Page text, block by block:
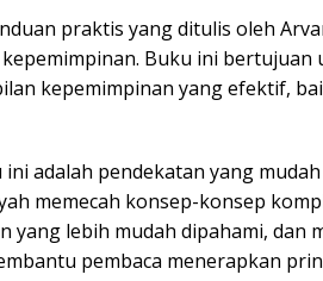
praktis yang ditulis oleh
Buku ini bertujuan
kepemimpinan yang efektif,
adalah pendekatan yang
memecah konsep-konsep
yang lebih mudah dipahami, dan
pembaca menerapkan